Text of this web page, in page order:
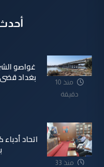
منذ 10
دقيقة
غواصو
بغداد
منذ 33
اتحاد